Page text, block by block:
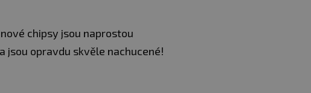
chipsy jsou naprostou
jsou opravdu skvěle nachucené!